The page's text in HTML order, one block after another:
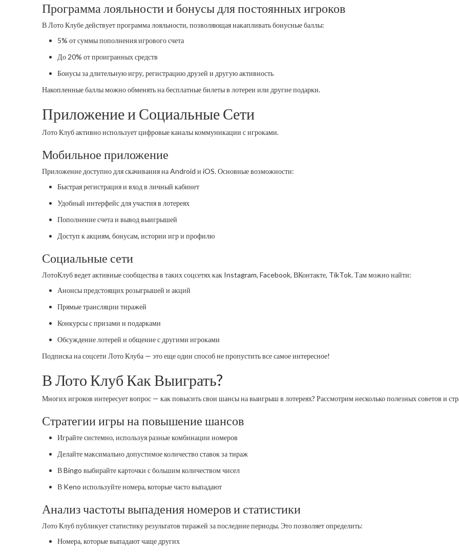
Программа лояльности и бонусы для постоянных игроков
В Лото Клубе действует программа лояльности, позволяющая накапливать бонусные баллы:
5% от суммы пополнения игрового счета
До 20% от проигранных средств
Бонусы за длительную игру, регистрацию друзей и другую активность
Накопленные баллы можно обменять на бесплатные билеты в лотереи или другие подарки.
Приложение и Социальные Сети
Лото Клуб активно использует цифровые каналы коммуникации с игроками.
Мобильное приложение
Приложение доступно для скачивания на Android и iOS. Основные возможности:
Быстрая регистрация и вход в личный кабинет
Удобный интерфейс для участия в лотереях
Пополнение счета и вывод выигрышей
Доступ к акциям, бонусам, истории игр и профилю
Социальные сети
ЛотоКлуб ведет активные сообщества в таких соцсетях как Instagram, Facebook, ВКонтакте, TikTok. Там можно найти:
Анонсы предстоящих розыгрышей и акций
Прямые трансляции тиражей
Конкурсы с призами и подарками
Обсуждение лотерей и общение с другими игроками
Подписка на соцсети Лото Клуба — это еще один способ не пропустить все самое интересное!
В Лото Клуб Как Выиграть?
Многих игроков интересует вопрос — как повысить свои шансы на выигрыш в лотереях? Рассмотрим несколько полезных советов и
Стратегии игры на повышение шансов
Играйте системно, используя разные комбинации номеров
Делайте максимально допустимое количество ставок за тираж
В Bingo выбирайте карточки с большим количеством чисел
В Keno используйте номера, которые часто выпадают
Анализ частоты выпадения номеров и статистики
Лото Клуб публикует статистику результатов тиражей за последние периоды. Это позволяет определить:
Номера, которые выпадают чаще других